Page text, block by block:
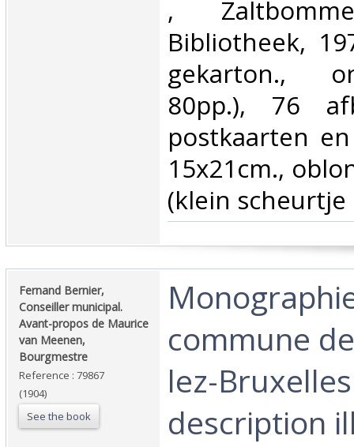
‎,
Bibliotheek,
gekarton.,
80pp.), 76
postkaarten
15x21cm.,
(klein scheurtje
‎Fernand Bernier,
Conseiller municipal.
Avant-propos de Maurice
van Meenen,
Bourgmestre‎
Reference : 79867
(1904)
See the book
commune
lez-
description